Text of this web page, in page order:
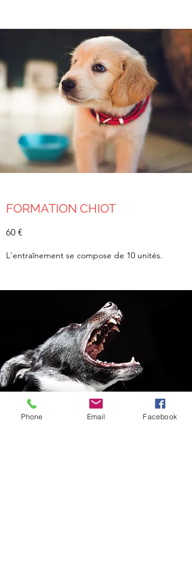
FORMATION CHIOT
60 €
L'entraînement se compose de 10 unités.
Phone Email Facebook